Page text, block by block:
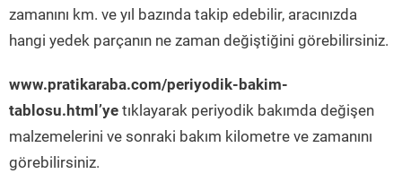
zamanını km. ve yıl bazında takip edebilir, aracınızda
hangi yedek parçanın ne zaman değiştiğini görebilirsiniz.
www.pratikaraba.com/periyodik-bakim-
tablosu.html’ye tıklayarak periyodik bakımda değişen
malzemelerini ve sonraki bakım kilometre ve zamanını
görebilirsiniz.